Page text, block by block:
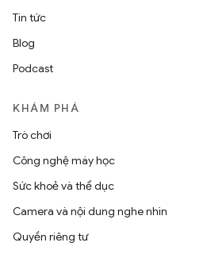
Tin tức
Blog
Podcast
KHÁM PHÁ
Trò chơi
Công nghệ máy học
Sức khoẻ và thể dục
Camera và nội dung nghe nhìn
Quyền riêng tư